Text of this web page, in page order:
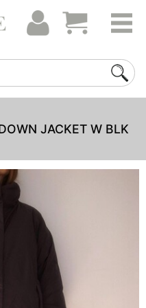
JACKET W BLK